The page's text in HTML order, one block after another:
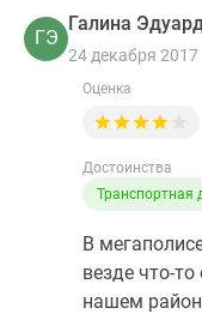
ГЭ
Галина
24 декабря 2017
Оценка
Достоинства
Транспортная
В
везде что-
нашем